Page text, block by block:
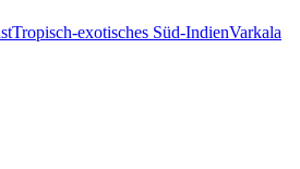
Tropisch-exotisches Süd-IndienVarkala